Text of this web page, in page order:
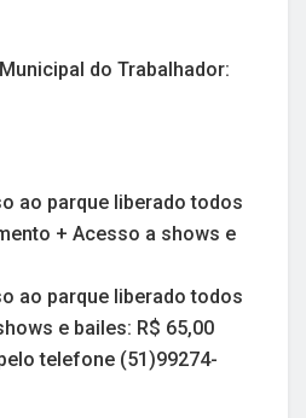
do Trabalhador:
ao parque liberado todos
+ Acesso a shows e
ao parque liberado todos
e bailes: R$ 65,00
telefone (51)99274-